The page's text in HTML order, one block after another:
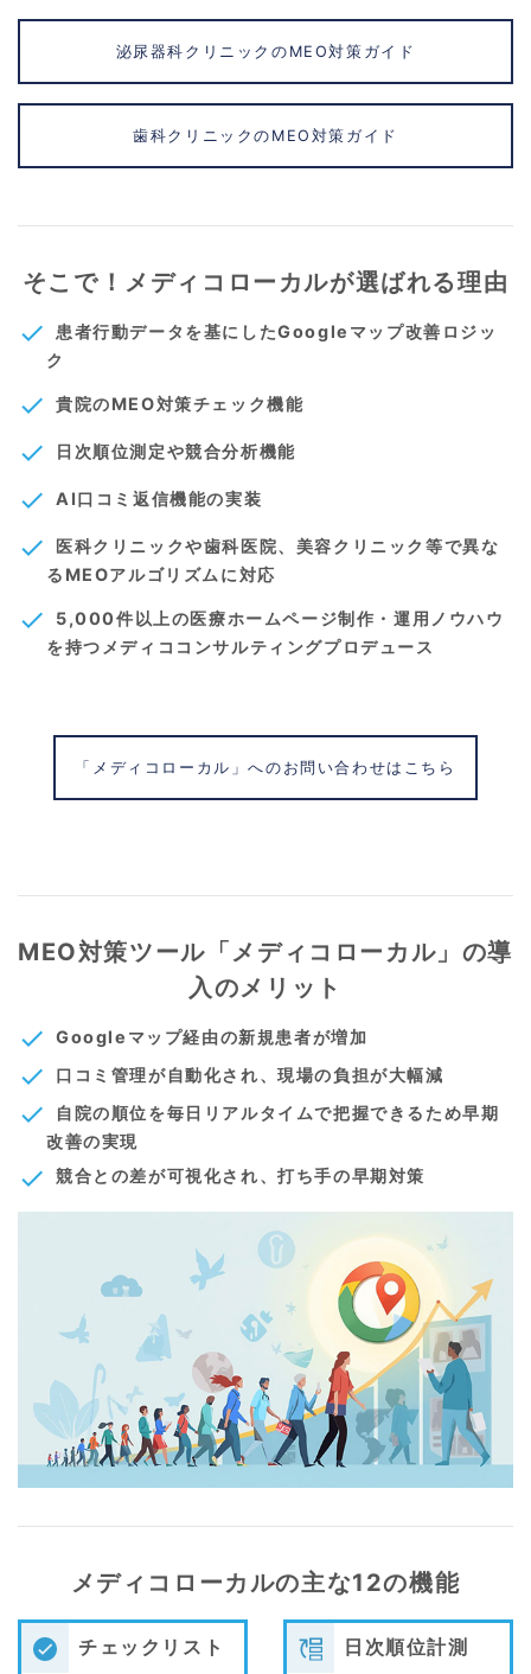
泌尿器科クリニックのMEO対策ガイド
歯科クリニックのMEO対策ガイド
そこで！メディコローカルが選ばれる理由
check
患者行動データを基にしたGoogleマップ改善ロジッ
ク
check 貴院のMEO対策チェック機能
check 日次順位測定や競合分析機能
check AI口コミ返信機能の実装
check
医科クリニックや歯科医院、美容クリニック等で異な
るMEOアルゴリズムに対応
check
5,000件以上の医療ホームページ制作・運用ノウハウ
を持つメディココンサルティングプロデュース
「メディコローカル」へのお問い合わせはこちら
MEO対策ツール「メディコローカル」の導
入のメリット
check
Googleマップ経由の新規患者が増加
check 口コミ管理が自動化され、現場の負担が大幅減
check
自院の順位を毎日リアルタイムで把握できるため早期
改善の実現
check 競合との差が可視化され、打ち手の早期対策
メディコローカルの主な12の機能
チェックリスト 日次順位計測